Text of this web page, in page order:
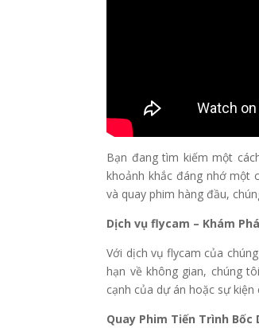
Bạn đang tìm kiếm một
khoảnh khắc đáng nhớ một
và quay phim hàng đầu,
Dịch vụ flycam – Khám
Với dịch vụ flycam của
hạn về không gian, chúng
cạnh của dự án hoặc sự kiện
Quay Phim Tiến Trình Bốc